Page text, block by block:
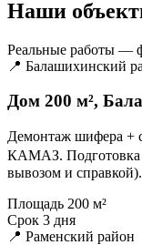
Наши
Реальные работы —
📍 Балашихинский
Дом 200 м²,
Демонтаж шифера +
КАМАЗ. Подготовка
вывозом и справкой).
Площадь 200 м²
Срок 3 дня
📍 Раменский район